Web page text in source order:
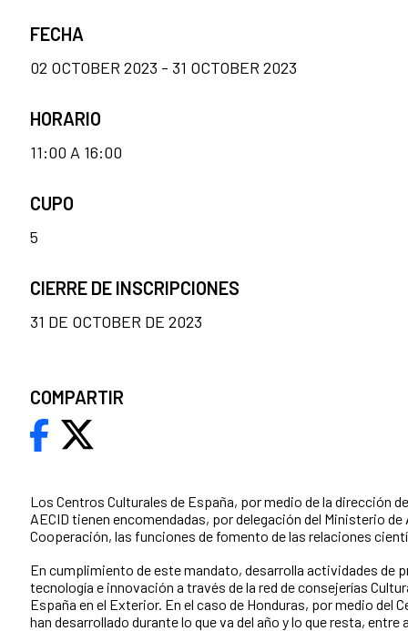
Los Centros Culturales de España, por medio de la dirección
AECID tienen encomendadas, por delegación del Ministerio
Cooperación, las funciones de fomento de las relaciones
En cumplimiento de este mandato, desarrolla actividades de
tecnología e innovación a través de la red de consejerías
España en el Exterior. En el caso de Honduras, por medio del
han desarrollado durante lo que va del año y lo que resta,
FECHA
02 OCTOBER 2023 - 31 OCTOBER 2023
HORARIO
11:00 A 16:00
CUPO
5
CIERRE DE INSCRIPCIONES
31 DE OCTOBER DE 2023
COMPARTIR